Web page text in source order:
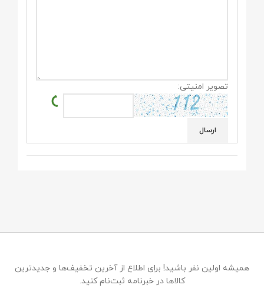
تصویر امنیتی:
همیشه اولین نفر باشید! برای اطلاع از آخرین تخفیف‌ها و جدیدترین
کالاها در خبرنامه ثبت‌نام کنید.